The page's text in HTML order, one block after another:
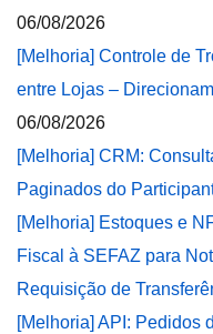
06/08/2026
[Melhoria] Controle de
entre Lojas –
06/08/2026
[Melhoria] CRM:
Paginados do
[Melhoria] Estoques e
Fiscal à SEFAZ para
Requisição de
[Melhoria] API: Pedidos